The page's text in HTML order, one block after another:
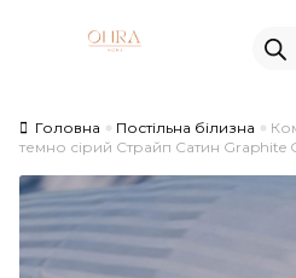
Головна Постільна білизна
темно сірий Страйп Сатин Graphite